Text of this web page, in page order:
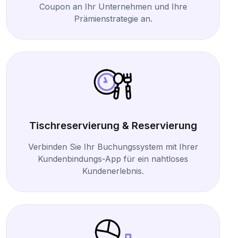
Coupon an Ihr Unternehmen und Ihre
Prämienstrategie an.
Tischreservierung & Reservierung
Verbinden Sie Ihr Buchungssystem mit Ihrer
Kundenbindungs-App für ein nahtloses
Kundenerlebnis.